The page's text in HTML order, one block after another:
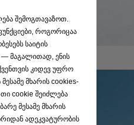
შემოგთავაზოთ.
როგორიცაა
საიტის
— მაგალითად, ენის
კიდევ უფრო
მხარის cookies-
cookie შეიძლება
მესამე მხარის
ადეკვატურობის